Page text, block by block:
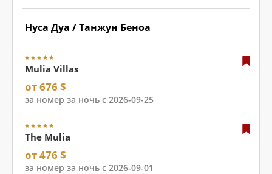
Нуса Дуа / Танжун Беноа
Mulia Villas
от 676 $
за номер за ночь с 2026-09-25
The Mulia
от 476 $
за номер за ночь с 2026-09-01